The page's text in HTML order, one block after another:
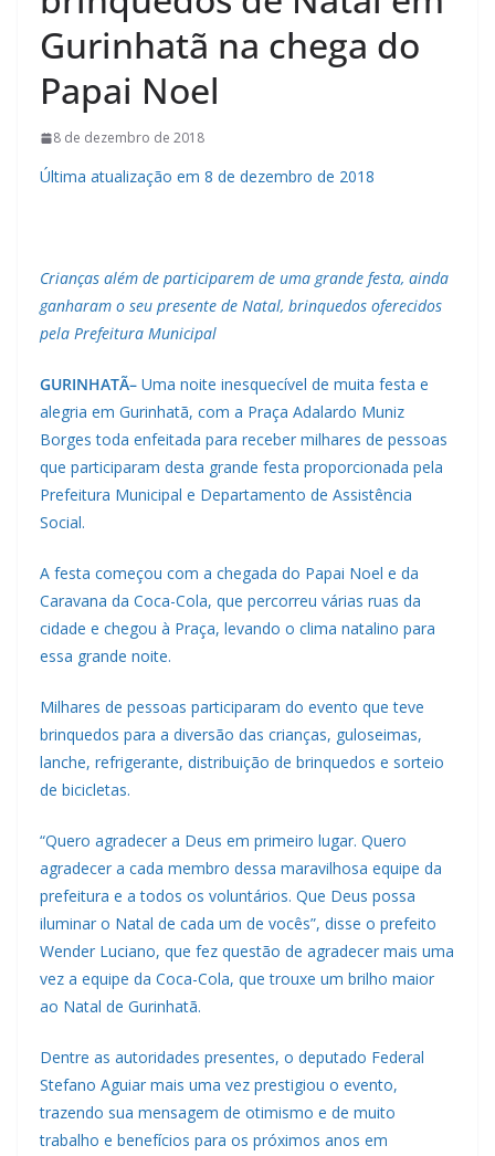
Gurinhatã na chega do
Papai Noel
8 de dezembro de 2018
Última atualização em 8 de dezembro de 2018
Crianças além de participarem de uma grande festa, ainda
ganharam o seu presente de Natal, brinquedos oferecidos
pela Prefeitura Municipal
GURINHATÃ– Uma noite inesquecível de muita festa e
alegria em Gurinhatã, com a Praça Adalardo Muniz
Borges toda enfeitada para receber milhares de pessoas
que participaram desta grande festa proporcionada pela
Prefeitura Municipal e Departamento de Assistência
Social.
A festa começou com a chegada do Papai Noel e da
Caravana da Coca-Cola, que percorreu várias ruas da
cidade e chegou à Praça, levando o clima natalino para
essa grande noite.
Milhares de pessoas participaram do evento que teve
brinquedos para a diversão das crianças, guloseimas,
lanche, refrigerante, distribuição de brinquedos e sorteio
de bicicletas.
“Quero agradecer a Deus em primeiro lugar. Quero
agradecer a cada membro dessa maravilhosa equipe da
prefeitura e a todos os voluntários. Que Deus possa
iluminar o Natal de cada um de vocês”, disse o prefeito
Wender Luciano, que fez questão de agradecer mais uma
vez a equipe da Coca-Cola, que trouxe um brilho maior
ao Natal de Gurinhatã.
Dentre as autoridades presentes, o deputado Federal
Stefano Aguiar mais uma vez prestigiou o evento,
trazendo sua mensagem de otimismo e de muito
trabalho e benefícios para os próximos anos em